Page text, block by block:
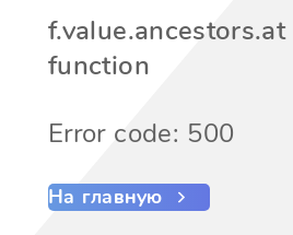
function
Error code: 500
На главную